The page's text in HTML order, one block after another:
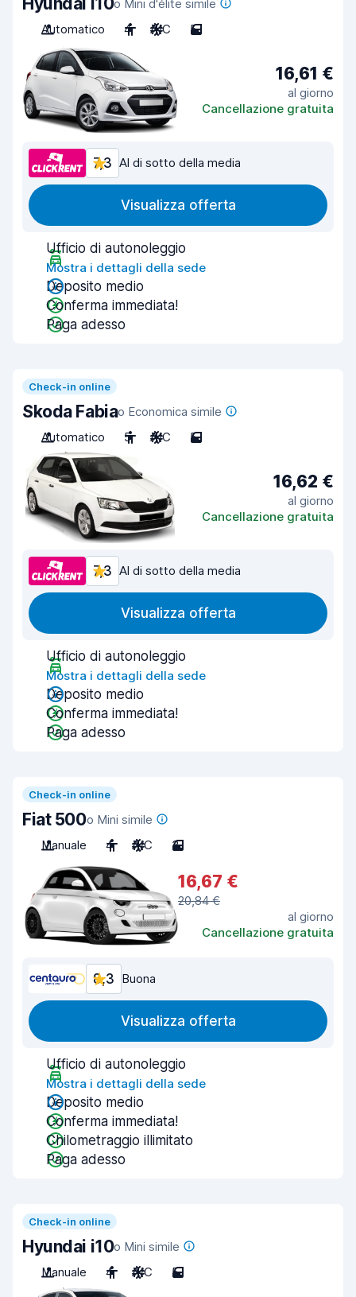
o Mini d'élite simile
Automatico
4 A/C 5
16,61 €
al giorno
Cancellazione gratuita
7,3 Al di sotto della media
Visualizza offerta
Ufficio di autonoleggio
Mostra i dettagli della sede
Deposito medio
Conferma immediata!
Paga adesso
Check-in online
Skoda Fabiao Economica simile
Automatico
5 A/C 5
16,62 €
al giorno
Cancellazione gratuita
7,3 Al di sotto della media
Visualizza offerta
Ufficio di autonoleggio
Mostra i dettagli della sede
Deposito medio
Conferma immediata!
Paga adesso
Check-in online
Fiat 500o Mini simile
Manuale
4 A/C 3
16,67 €
20,84 €
al giorno
Cancellazione gratuita
8,3 Buona
Visualizza offerta
Ufficio di autonoleggio
Mostra i dettagli della sede
Deposito medio
Conferma immediata!
Chilometraggio illimitato
Paga adesso
Check-in online
Hyundai i10o Mini simile
Manuale
4 A/C 5